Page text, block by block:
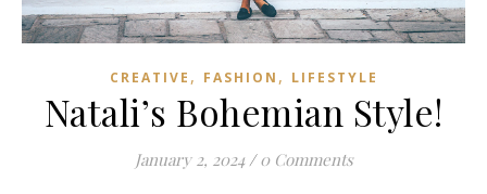
CREATIVE , FASHION , LIFESTYLE
Natali’s Bohemian Style!
January 2, 2024 / 0 Comments